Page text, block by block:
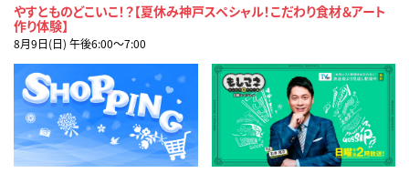
やすとものどこいこ！？【夏休み神戸スペシャル！こだわり食材＆アート
作り体験】
8月9日(日) 午後6:00〜7:00